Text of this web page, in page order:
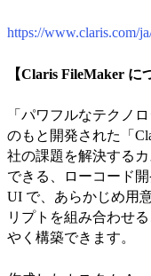
https://www.claris.com/
【Claris FileMaker に
「パワフルなテクノ
のもと開発された「
社の課題を解決する
できる、ローコード
UI で、あらかじめ用
リプトを組み合わせ
やく構築できます。